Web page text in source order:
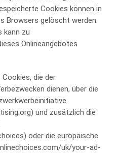
Cookies können in
Browsers gelöscht werden.
kann zu
Onlineangebotes
die der
dienen, über die
und zusätzlich die
oder die europäische
uk/your-ad-